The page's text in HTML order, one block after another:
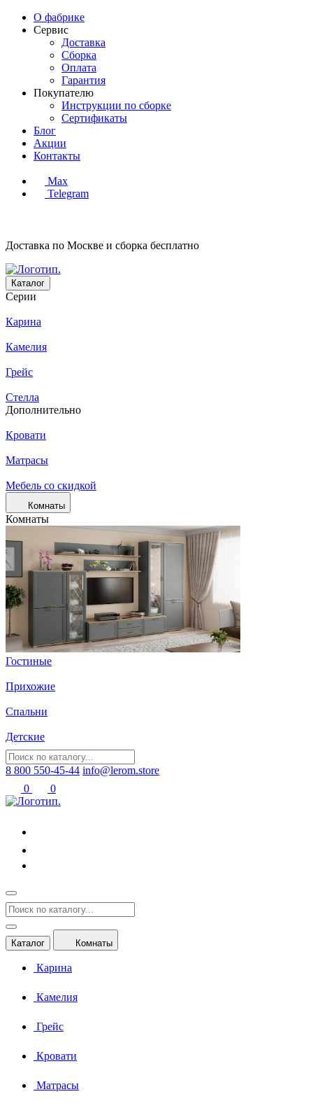
О фабрике
Сервис
Доставка
Сборка
Оплата
Гарантия
Покупателю
Инструкции по сборке
Сертификаты
Блог
Акции
Контакты
Max
Telegram
Доставка по Москве и сборка бесплатно
Каталог
Серии
Карина
Камелия
Грейс
Стелла
Дополнительно
Кровати
Матрасы
Мебель со скидкой
Комнаты
Комнаты
Гостиные
Прихожие
Спальни
Детские
8 800 550-45-44 info@lerom.store
0
0
Каталог Комнаты
Карина
Камелия
Грейс
Кровати
Матрасы